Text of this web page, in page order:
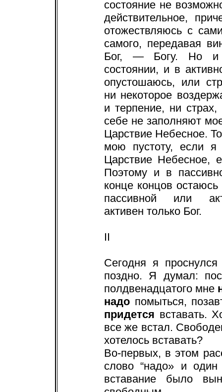
состояние не
действительное,
отожествляюсь с
самого, передавая
Бог, — Богу. Но и
состоянии, и в
опустошаюсь, или
ни некоторое
и терпение, ни
себе не заполняют
Царствие Небесное.
мою пустоту, если
Царствие Небесное,
Поэтому и в
конце концов
пассивной или
активен только Бог.
II
Сегодня я
поздно. Я думал:
полдвенадцатого мне
надо помыться,
придется вставать.
все же встал.
хотелось вставать?
Во-первых, в этом
слово “надо» и
вставание было